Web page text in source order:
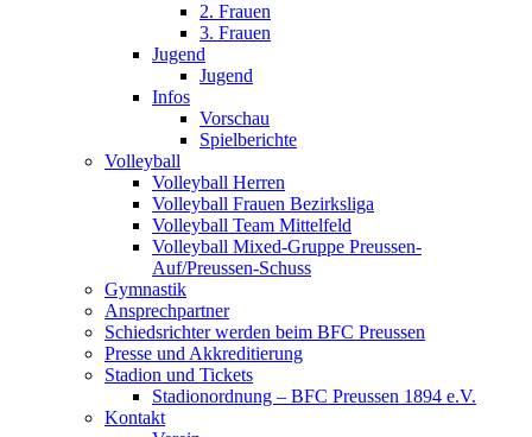
2. Frauen
3. Frauen
Jugend
Jugend
Infos
Vorschau
Spielberichte
Volleyball
Volleyball Herren
Volleyball Frauen Bezirksliga
Volleyball Team Mittelfeld
Volleyball Mixed-Gruppe Preussen-
Auf/Preussen-Schuss
Gymnastik
Ansprechpartner
Schiedsrichter werden beim BFC Preussen
Presse und Akkreditierung
Stadion und Tickets
Stadionordnung – BFC Preussen 1894 e.V.
Kontakt